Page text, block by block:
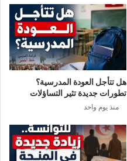
هل تتأجل العودة المدرسية؟
تطورات جديدة تثير التساؤلات
منذ يوم واحد